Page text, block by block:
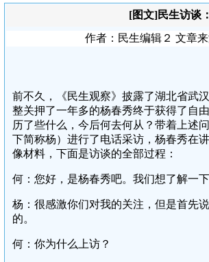
[图文]民生访谈
作者：民生编辑２ 文章
前不久，《民生观察》披露了湖北省武
整关押了一年多的杨春秀终于获得了自
历了些什么，今后何去何从？带着上述
下简称杨）进行了电话采访，杨春秀在
像材料，下面是访谈的全部过程：
何：您好，是杨春秀吧。我们想了解一
杨：很感激你们对我的关注，但是首先
的。
何：你为什么上访？